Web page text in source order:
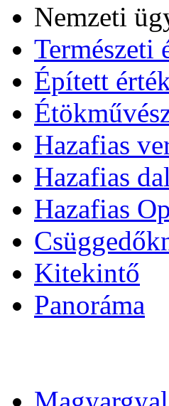
Nemzeti
Természeti
Épített
Hazafias
Hazafias
Hazafias
Kitekintő
Panoráma